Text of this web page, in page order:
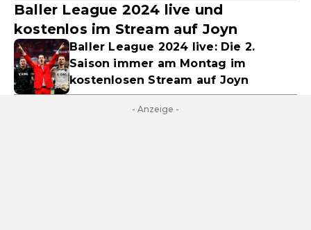
Baller League 2024 live und
kostenlos im Stream auf Joyn
Baller League 2024 live: Die 2.
Saison immer am Montag im
kostenlosen Stream auf Joyn
- Anzeige -